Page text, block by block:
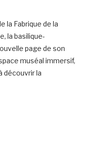
la Fabrique de la
la basilique-
page de son
muséal immersif,
découvrir la